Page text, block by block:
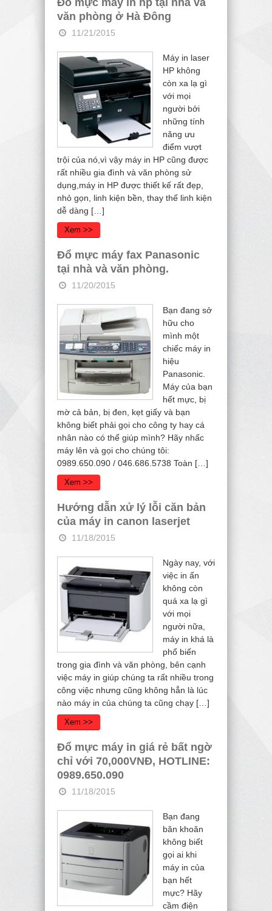
Đổ mực máy in hp tại nhà và
văn phòng ở Hà Đông
11/21/2015
Máy in laser
HP không
còn xa lạ gì
với mọi
người bởi
những tính
năng ưu
điểm vượt
trội của nó,vì vậy máy in HP cũng được
rất nhiều gia đình và văn phòng sử
dụng,máy in HP được thiết kế rất đẹp,
nhỏ gọn, linh kiện bền, thay thế linh kiện
dễ dàng […]
Xem >>
Đổ mực máy fax Panasonic
tại nhà và văn phòng.
11/20/2015
Bạn đang sở
hữu cho
mình một
chiếc máy in
hiệu
Panasonic.
Máy của bạn
hết mực, bị
mờ cả bản, bị đen, kẹt giấy và bạn
không biết phải gọi cho công ty hay cá
nhân nào có thể giúp mình? Hãy nhấc
máy lên và gọi cho chúng tôi:
0989.650.090 / 046.686.5738 Toàn […]
Xem >>
Hướng dẫn xử lý lỗi căn bản
của máy in canon laserjet
11/18/2015
Ngày nay, với
việc in ấn
không còn
quá xa lạ gì
với mọi
người nữa,
máy in khá là
phổ biến
trong gia đình và văn phòng, bên cạnh
việc máy in giúp chúng ta rất nhiều trong
công việc nhưng cũng không hẳn là lúc
nào máy in của chúng ta cũng chạy […]
Xem >>
Đổ mực máy in giá rẻ bất ngờ
chỉ với 70,000VNĐ, HOTLINE:
0989.650.090
11/18/2015
Bạn đang
băn khoăn
không biết
gọi ai khi
máy in của
bạn hết
mực? Hãy
cầm điện